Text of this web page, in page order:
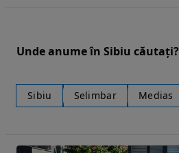
Unde anume în Sibiu căutați?
Sibiu Selimbar Medias